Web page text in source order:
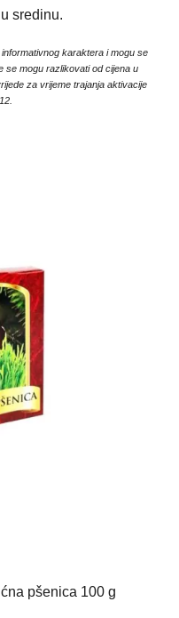
sredinu.
karaktera i mogu se
se mogu razlikovati od cijena u
za vrijeme trajanja aktivacije
pšenica 100 g